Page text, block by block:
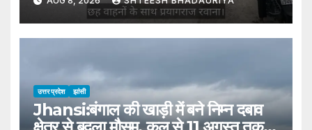
उत्तर प्रदेश झांसी
Jhansi:बंगाल की खाड़ी में बने निम्न दबाव